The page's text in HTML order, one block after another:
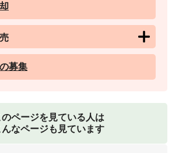
募集
のページを見ている人は
んなページも見ています